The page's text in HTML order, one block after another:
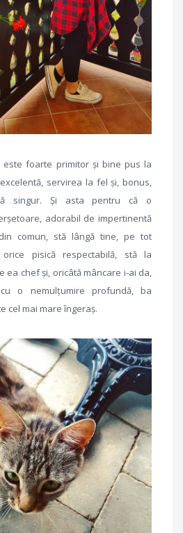
este foarte primitor și bine pus la
servirea la fel și, bonus,
singur. Și asta pentru că o
adorabil de impertinentă
comun, stă lângă tine, pe tot
pisică respectabilă, stă la
ea chef și, oricâtă mâncare i-ai da,
o nemulțumire profundă, ba
cel mai mare îngeraș.